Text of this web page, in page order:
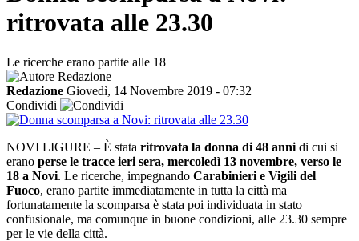
ritrovata alle 23.30
Le ricerche erano partite alle 18
Redazione Giovedì, 14 Novembre 2019 - 07:32
Condividi
NOVI LIGURE – È stata ritrovata la donna di 48 anni di cui si
erano perse le tracce ieri sera, mercoledì 13 novembre, verso le
18 a Novi. Le ricerche, impegnando Carabinieri e Vigili del
Fuoco, erano partite immediatamente in tutta la città ma
fortunatamente la scomparsa è stata poi individuata in stato
confusionale, ma comunque in buone condizioni, alle 23.30 sempre
per le vie della città.